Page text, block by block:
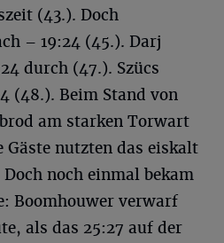
(43.). Doch
– 19:24 (45.). Darj
durch (47.). Szücs
(48.). Beim Stand von
am starken Torwart
Gäste nutzten das eiskalt
noch einmal bekam
Boomhouwer verwarf
als das 25:27 auf der